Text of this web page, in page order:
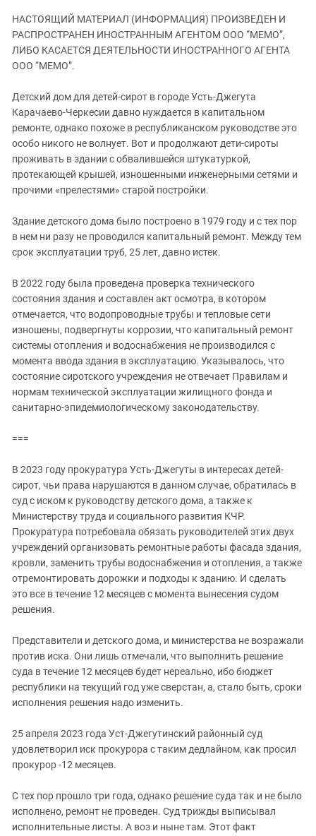
КАВКАЗ ЗА ПАЛЕСТИНУ
ИНАКОМЫСЛИЕ В ЧЕЧНЕ
ПРЕСЛЕДОВАНИЕ АКТИВИСТОВ
Ингушетия
Кабардино-Балкария
Карачаево-Черкесия
Краснодарский край
Нагорный Карабах
Российская Федерация
Ростовская область
Ставропольский край
Южная Осетия
Южный Кавказ
НАСТОЯЩИЙ МАТЕРИАЛ (ИНФОРМАЦИЯ) ПРОИЗВЕДЕН И
РАСПРОСТРАНЕН ИНОСТРАННЫМ АГЕНТОМ ООО “МЕМО”,
ЛИБО КАСАЕТСЯ ДЕЯТЕЛЬНОСТИ ИНОСТРАННОГО АГЕНТА
ООО “МЕМО”.
Детский дом для детей-сирот в городе Усть-Джегута
Карачаево-Черкесии давно нуждается в капитальном
ремонте, однако похоже в республиканском руководстве это
особо никого не волнует. Вот и продолжают дети-сироты
проживать в здании с обвалившейся штукатуркой,
протекающей крышей, изношенными инженерными сетями и
прочими «прелестями» старой постройки.
Здание детского дома было построено в 1979 году и с тех пор
в нем ни разу не проводился капитальный ремонт. Между тем
срок эксплуатации труб, 25 лет, давно истек.
В 2022 году была проведена проверка технического
состояния здания и составлен акт осмотра, в котором
отмечается, что водопроводные трубы и тепловые сети
изношены, подвергнуты коррозии, что капитальный ремонт
системы отопления и водоснабжения не производился с
момента ввода здания в эксплуатацию. Указывалось, что
состояние сиротского учреждения не отвечает Правилам и
нормам технической эксплуатации жилищного фонда и
санитарно-эпидемиологическому законодательству.
===
В 2023 году прокуратура Усть-Джегуты в интересах детей-
сирот, чьи права нарушаются в данном случае, обратилась в
суд с иском к руководству детского дома, а также к
Министерству труда и социального развития КЧР.
Прокуратура потребовала обязать руководителей этих двух
учреждений организовать ремонтные работы фасада здания,
кровли, заменить трубы водоснабжения и отопления, а также
отремонтировать дорожки и подходы к зданию. И сделать
это все в течение 12 месяцев с момента вынесения судом
решения.
Представители и детского дома, и министерства не возражали
против иска. Они лишь отмечали, что выполнить решение
суда в течение 12 месяцев будет нереально, ибо бюджет
республики на текущий год уже сверстан, а, стало быть, сроки
исполнения решения надо изменить.
25 апреля 2023 года Уст-Джегутинский районный суд
удовлетворил иск прокурора с таким дедлайном, как просил
прокурор -12 месяцев.
С тех пор прошло три года, однако решение суда так и не было
исполнено, ремонт не проведен. Суд трижды выписывал
исполнительные листы. А воз и ныне там. Этот факт